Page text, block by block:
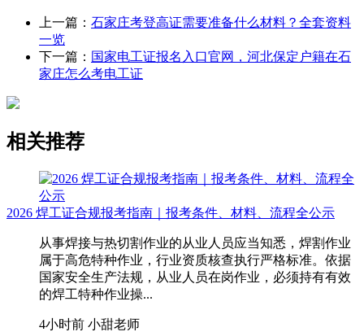
上一篇： 石家庄考登高证需要准备什么材料？全套资料
一览
下一篇： 国家电工证报名入口官网，河北保定户籍在石
家庄怎么考电工证
相关推荐
2026 焊工证合规报考指南｜报考条件、材料、流程全公示
从事焊接与热切割作业的从业人员应当知悉，焊割作业
属于高危特种作业，行业资质核查执行严格标准。依据
国家安全生产法规，从业人员在岗作业，必须持有有效
的焊工特种作业操...
4小时前 小甜老师